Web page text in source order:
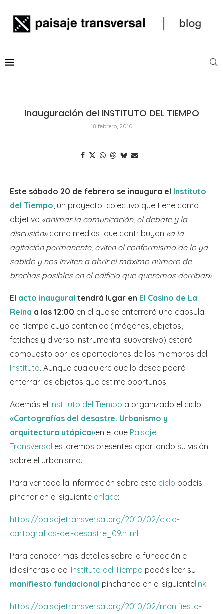
Inauguración del INSTITUTO DEL TIEMPO
18 febrero, 2010
Este sábado 20 de febrero se inaugura el Instituto
del Tiempo , un proyecto colectivo que tiene como
objetivo «animar la comunicación, el debate y la
discusión»como medios que contribuyan «a la
agitación permanente, eviten el conformismo de lo ya
sabido y nos inviten a abrir el máximo número de
brechas posibles en el edificio que queremos derribar».
El acto inaugural tendrá lugar en El Casino de La
Reina a las 12:00 en el que se enterrará una capsula
del tiempo cuyo contenido (imágenes, objetos,
fetiches y diverso instrumental subversivo) estará
compuesto por las aportaciones de los miembros del
Instituto. Aunque cualquiera que lo desee podrá
enterrar los objetos que estime oportunos.
Además el Instituto del Tiempo a organizado el ciclo
«Cartografías del desastre. Urbanismo y
arquitectura utópica»en el que Paisaje
Transversal estaremos presentes aportando su visión
sobre el urbanismo.
Para ver toda la información sobre este ciclo podéis
pinchar en el siguiente enlace:
https://paisajetransversal.org/2010/02/ciclo-
cartografias-del-desastre_09.html
Para conocer más detalles sobre la fundación e
idiosincrasia del Instituto del Tiempo podéis leer su
manifiesto fundacional pinchando en el siguientelink:
https://paisajetransversal.org/2010/02/manifiesto-